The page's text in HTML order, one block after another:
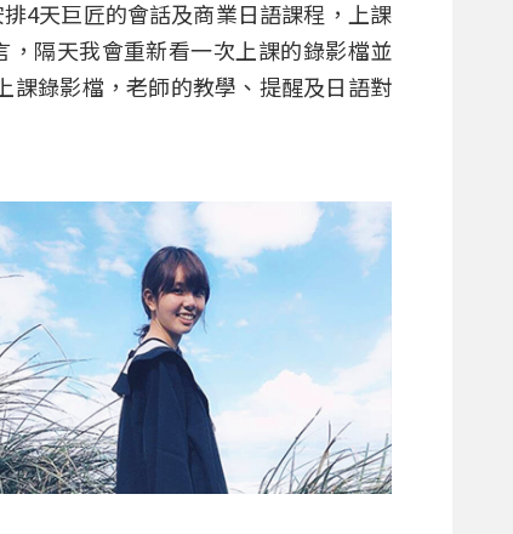
4天巨匠的會話及商業日語課程，上課
隔天我會重新看一次上課的錄影檔並
課錄影檔，老師的教學、提醒及日語對